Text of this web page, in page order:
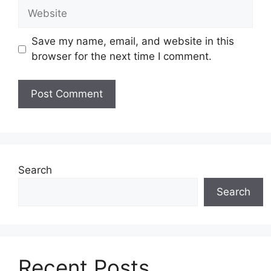
Website
Save my name, email, and website in this
browser for the next time I comment.
Search
Search